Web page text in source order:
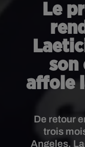
Le
son
affole
De retour
trois
Angeles,